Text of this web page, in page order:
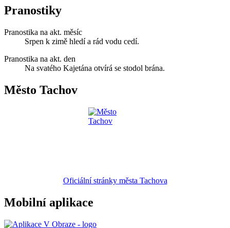
Pranostiky
Pranostika na akt. měsíc
Srpen k zimě hledí a rád vodu cedí.
Pranostika na akt. den
Na svatého Kajetána otvírá se stodol brána.
Město Tachov
Oficiální stránky města Tachova
Mobilní aplikace